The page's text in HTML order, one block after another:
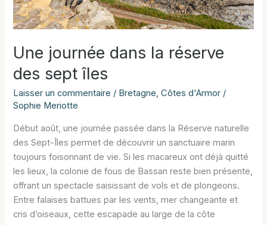
Une journée dans la réserve
des sept îles
Laisser un commentaire / Bretagne,Côtes d'Armor /
Sophie Meriotte
Début août, une journée passée dans la Réserve naturelle
des Sept-Îles permet de découvrir un sanctuaire marin
toujours foisonnant de vie. Si les macareux ont déjà quitté
les lieux, la colonie de fous de Bassan reste bien présente,
offrant un spectacle saisissant de vols et de plongeons.
Entre falaises battues par les vents, mer changeante et
cris d’oiseaux, cette escapade au large de la côte